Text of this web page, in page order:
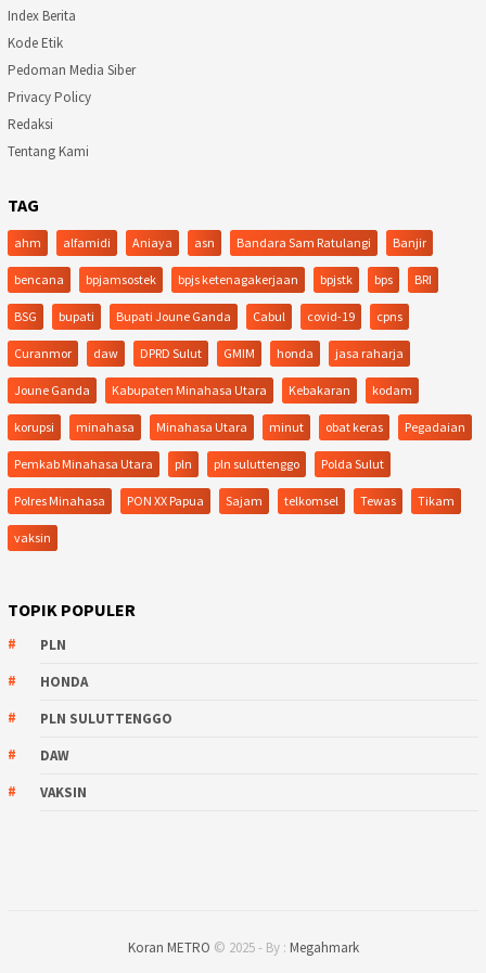
Index Berita
Kode Etik
Pedoman Media Siber
Privacy Policy
Redaksi
Tentang Kami
TAG
ahm alfamidi Aniaya asn Bandara Sam Ratulangi Banjir
bencana bpjamsostek bpjs ketenagakerjaan bpjstk bps BRI
BSG bupati Bupati Joune Ganda Cabul covid-19 cpns
Curanmor daw DPRD Sulut GMIM honda jasa raharja
Joune Ganda Kabupaten Minahasa Utara Kebakaran kodam
korupsi minahasa Minahasa Utara minut obat keras Pegadaian
Pemkab Minahasa Utara pln pln suluttenggo Polda Sulut
Polres Minahasa PON XX Papua Sajam telkomsel Tewas Tikam
vaksin
TOPIK POPULER
PLN
HONDA
PLN SULUTTENGGO
DAW
VAKSIN
Koran METRO © 2025 - By : Megahmark